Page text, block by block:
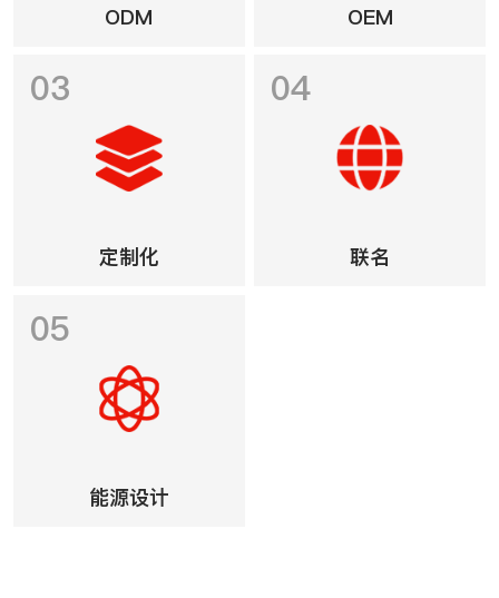
ODM OEM
03
定制化
04
联名
05
能源设计